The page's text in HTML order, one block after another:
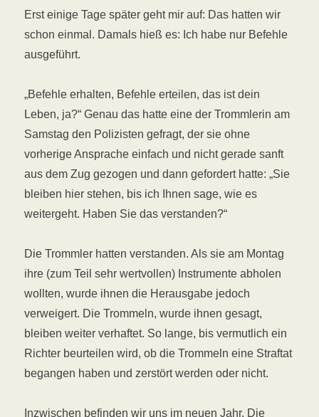
Erst einige Tage später geht mir auf: Das hatten wir
schon einmal. Damals hieß es: Ich habe nur Befehle
ausgeführt.
„Befehle erhalten, Befehle erteilen, das ist dein
Leben, ja?“ Genau das hatte eine der Trommlerin am
Samstag den Polizisten gefragt, der sie ohne
vorherige Ansprache einfach und nicht gerade sanft
aus dem Zug gezogen und dann gefordert hatte: „Sie
bleiben hier stehen, bis ich Ihnen sage, wie es
weitergeht. Haben Sie das verstanden?“
Die Trommler hatten verstanden. Als sie am Montag
ihre (zum Teil sehr wertvollen) Instrumente abholen
wollten, wurde ihnen die Herausgabe jedoch
verweigert. Die Trommeln, wurde ihnen gesagt,
bleiben weiter verhaftet. So lange, bis vermutlich ein
Richter beurteilen wird, ob die Trommeln eine Straftat
begangen haben und zerstört werden oder nicht.
Inzwischen befinden wir uns im neuen Jahr. Die